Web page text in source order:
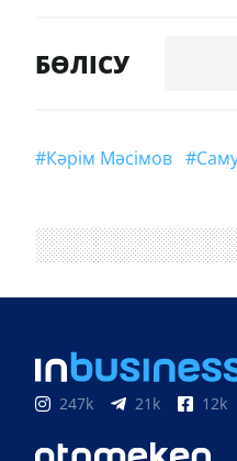
БӨЛІСУ
#Кәрім Мәсімов
247k 21k 12k